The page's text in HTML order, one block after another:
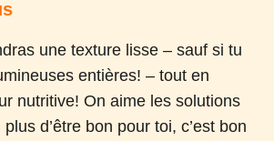
une texture lisse – sauf si tu
entières! – tout en
nutritive! On aime les solutions
d’être bon pour toi, c’est bon